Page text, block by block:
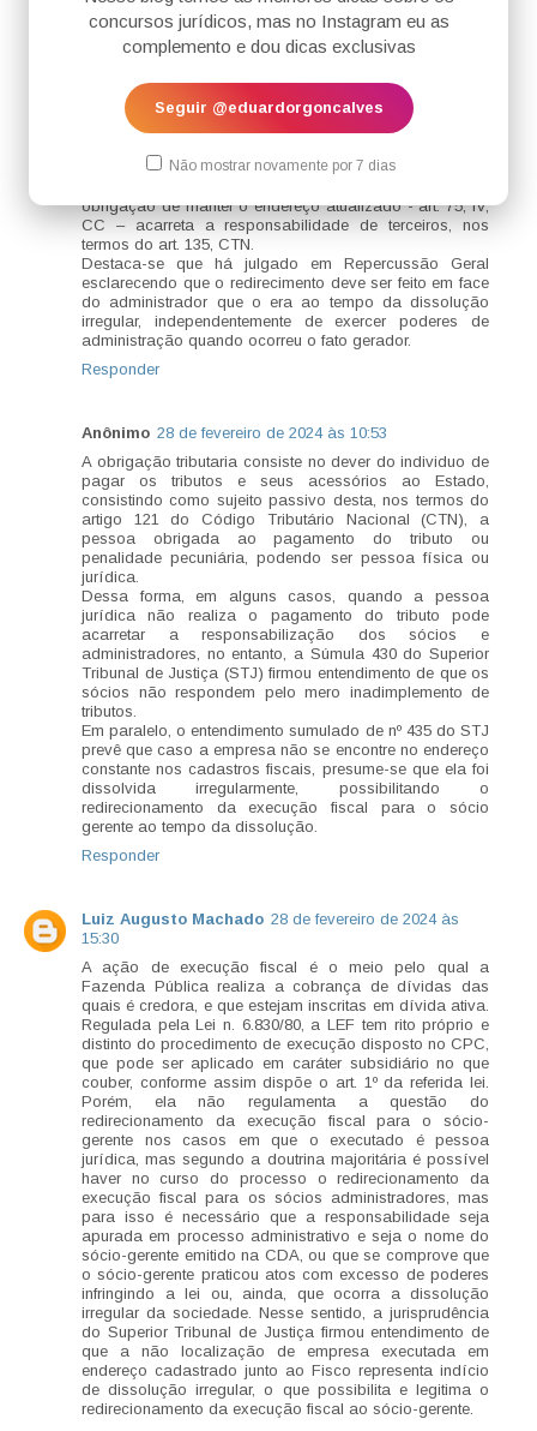
concursos jurídicos, mas no Instagram eu as
complemento e dou dicas exclusivas
Seguir @eduardorgoncalves
Não mostrar novamente por 7 dias
expressa previsão legal. Salienta-se que nos casos
excepcionais de redirecionamento da execução fiscal,
esta é limitada àqueles que possuem poderes de
Uma das exceções à regra exposta acima é, justamente,
a não localização da empresa nos endereços
disponibilizados ao fisco. De acordo com a Súmula 435
pessoa jurídica diante da alteração de endereço sem
obrigação de manter o endereço atualizado - art. 75, IV,
CC – acarreta a responsabilidade de terceiros, nos
termos do art. 135, CTN.
Destaca-se que há julgado em Repercussão Geral
esclarecendo que o redirecimento deve ser feito em face
do administrador que o era ao tempo da dissolução
irregular, independentemente de exercer poderes de
administração quando ocorreu o fato gerador.
Responder
Anônimo 28 de fevereiro de 2024 às 10:53
A obrigação tributaria consiste no dever do individuo de
pagar os tributos e seus acessórios ao Estado,
consistindo como sujeito passivo desta, nos termos do
artigo 121 do Código Tributário Nacional (CTN), a
pessoa obrigada ao pagamento do tributo ou
penalidade pecuniária, podendo ser pessoa física ou
jurídica.
Dessa forma, em alguns casos, quando a pessoa
jurídica não realiza o pagamento do tributo pode
acarretar a responsabilização dos sócios e
administradores, no entanto, a Súmula 430 do Superior
Tribunal de Justiça (STJ) firmou entendimento de que os
sócios não respondem pelo mero inadimplemento de
tributos.
Em paralelo, o entendimento sumulado de nº 435 do STJ
prevê que caso a empresa não se encontre no endereço
constante nos cadastros fiscais, presume-se que ela foi
dissolvida irregularmente, possibilitando o
redirecionamento da execução fiscal para o sócio
gerente ao tempo da dissolução.
Responder
Luiz Augusto Machado 28 de fevereiro de 2024 às
15:30
A ação de execução fiscal é o meio pelo qual a
Fazenda Pública realiza a cobrança de dívidas das
quais é credora, e que estejam inscritas em dívida ativa.
Regulada pela Lei n. 6.830/80, a LEF tem rito próprio e
distinto do procedimento de execução disposto no CPC,
que pode ser aplicado em caráter subsidiário no que
couber, conforme assim dispõe o art. 1º da referida lei.
Porém, ela não regulamenta a questão do
redirecionamento da execução fiscal para o sócio-
gerente nos casos em que o executado é pessoa
jurídica, mas segundo a doutrina majoritária é possível
haver no curso do processo o redirecionamento da
execução fiscal para os sócios administradores, mas
para isso é necessário que a responsabilidade seja
apurada em processo administrativo e seja o nome do
sócio-gerente emitido na CDA, ou que se comprove que
o sócio-gerente praticou atos com excesso de poderes
infringindo a lei ou, ainda, que ocorra a dissolução
irregular da sociedade. Nesse sentido, a jurisprudência
do Superior Tribunal de Justiça firmou entendimento de
que a não localização de empresa executada em
endereço cadastrado junto ao Fisco representa indício
de dissolução irregular, o que possibilita e legitima o
redirecionamento da execução fiscal ao sócio-gerente.